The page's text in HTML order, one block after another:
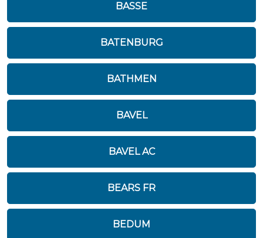
BASSE
BATENBURG
BATHMEN
BAVEL
BAVEL AC
BEARS FR
BEDUM